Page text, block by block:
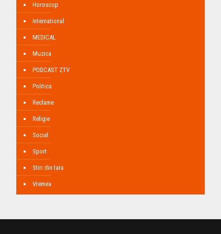
Horoscop
International
MEDICAL
Muzica
PODCAST ZTV
Politica
Reclame
Religie
Social
Sport
Stiri din tara
Vremea